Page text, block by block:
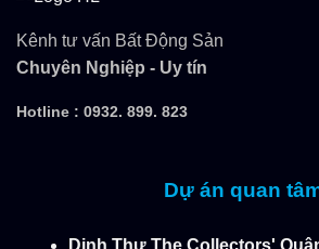
Kênh tư vấn Bất Động Sản
Chuyên Nghiệp - Uy tín
Hotline : 0932. 899. 823
Dự án quan
Dinh Thự The Collectors'